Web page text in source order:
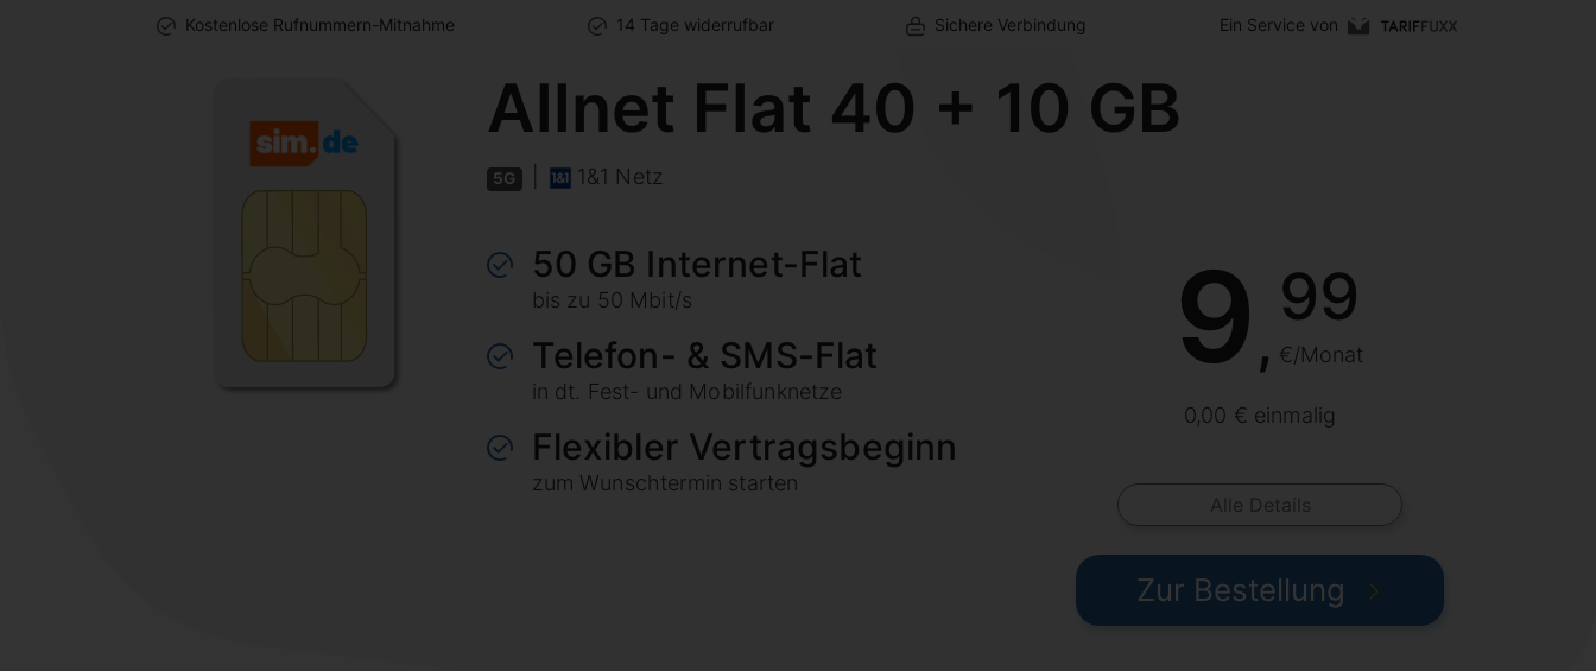
Kostenlose Rufnummern-Mitnahme 14 Tage widerrufbar Sichere Verbindung Ein Service von
Allnet Flat 40 + 10 GB
5G 1&1 Netz
50 GB Internet-Flat
bis zu 50 Mbit/s
Telefon- & SMS-Flat
in dt. Fest- und Mobilfunknetze
Flexibler Vertragsbeginn
zum Wunschtermin starten
9,
99
€/Monat
0,00 € einmalig
Alle Details
Zur Bestellung